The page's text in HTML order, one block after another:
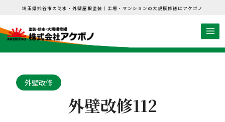
を
埼玉県熊谷市の防水・外壁屋根塗装｜工場・マンションの大規模修繕はアケボノ
外壁改修
外壁改修112